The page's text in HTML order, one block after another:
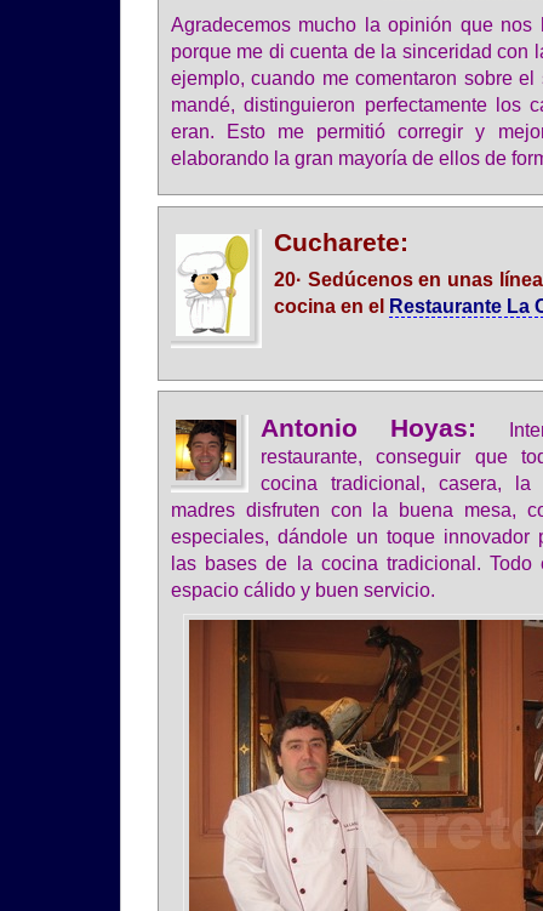
Agradecemos mucho la opinión que nos
porque me di cuenta de la sinceridad con
ejemplo, cuando me comentaron sobre
mandé, distinguieron perfectamente los
eran. Esto me permitió corregir y
elaborando la gran mayoría de ellos de
Cucharete:
20· Sedúcenos en unas
cocina en el
Restaurante La
Antonio Hoyas:
restaurante, conseguir que
cocina tradicional, casera,
madres disfruten con la buena mesa,
especiales, dándole un toque innovador
las bases de la cocina tradicional. Todo
espacio cálido y buen servicio.